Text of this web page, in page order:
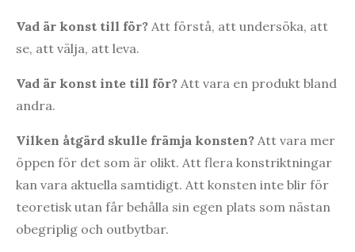
Vad är konst till för? Att förstå, att undersöka, att
se, att välja, att leva.
Vad är konst inte till för? Att vara en produkt bland
andra.
Vilken åtgärd skulle främja konsten? Att vara mer
öppen för det som är olikt. Att flera konstriktningar
kan vara aktuella samtidigt. Att konsten inte blir för
teoretisk utan får behålla sin egen plats som nästan
obegriplig och outbytbar.